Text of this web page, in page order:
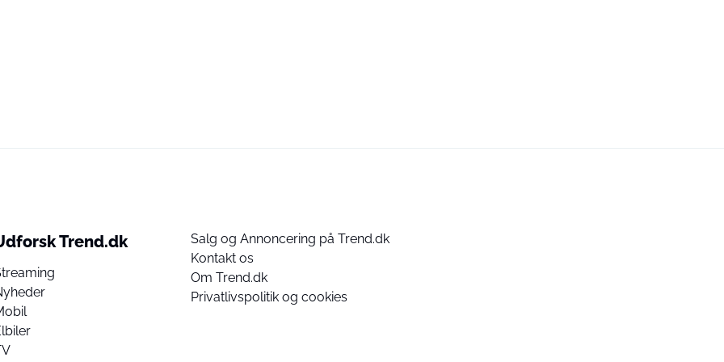
Trend.dk
Salg og Annoncering på Trend.dk
Kontakt os
Om Trend.dk
Privatlivspolitik og cookies